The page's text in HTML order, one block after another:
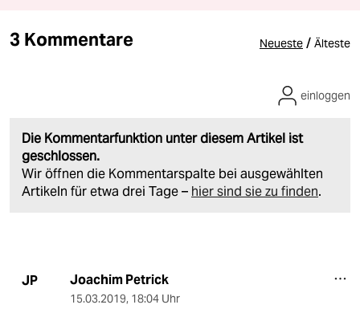
3 Kommentare Neueste / Älteste
Die Kommentarfunktion unter diesem Artikel ist
geschlossen.
Wir öffnen die Kommentarspalte bei ausgewählten
Artikeln für etwa drei Tage – hier sind sie zu finden.
einloggen
JP Joachim Petrick
15.03.2019, 18:04 Uhr